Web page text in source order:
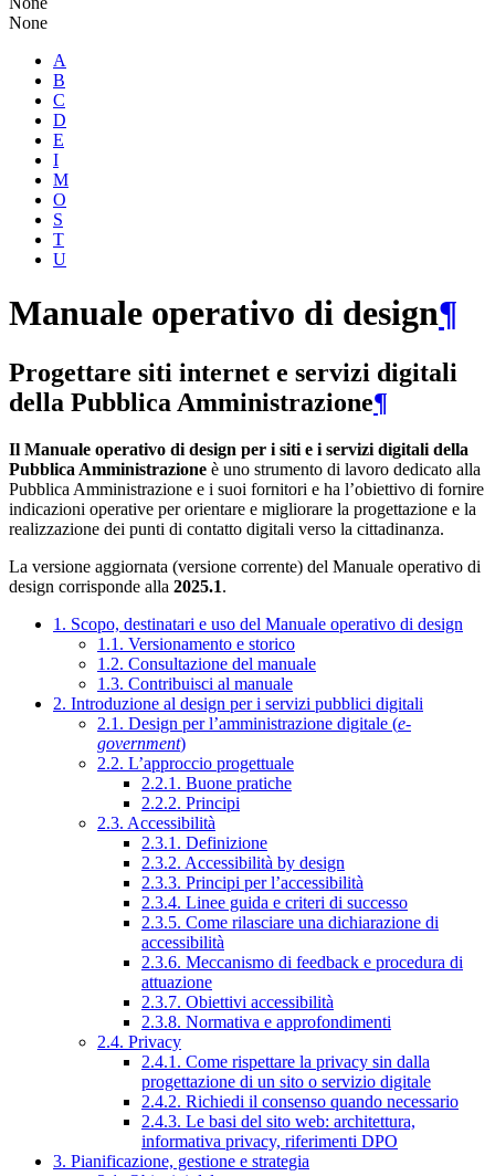
None
A
B
C
D
E
I
M
O
S
T
U
Manuale operativo di design¶
Progettare siti internet e servizi digitali
della Pubblica Amministrazione¶
Il Manuale operativo di design per i siti e i servizi digitali della
Pubblica Amministrazione è uno strumento di lavoro dedicato alla
Pubblica Amministrazione e i suoi fornitori e ha l’obiettivo di fornire
indicazioni operative per orientare e migliorare la progettazione e la
realizzazione dei punti di contatto digitali verso la cittadinanza.
La versione aggiornata (versione corrente) del Manuale operativo di
design corrisponde alla 2025.1.
1. Scopo, destinatari e uso del Manuale operativo di design
1.1. Versionamento e storico
1.2. Consultazione del manuale
1.3. Contribuisci al manuale
2. Introduzione al design per i servizi pubblici digitali
2.1. Design per l’amministrazione digitale (e-
government)
2.2. L’approccio progettuale
2.2.1. Buone pratiche
2.2.2. Principi
2.3. Accessibilità
2.3.1. Definizione
2.3.2. Accessibilità by design
2.3.3. Principi per l’accessibilità
2.3.4. Linee guida e criteri di successo
2.3.5. Come rilasciare una dichiarazione di
accessibilità
2.3.6. Meccanismo di feedback e procedura di
attuazione
2.3.7. Obiettivi accessibilità
2.3.8. Normativa e approfondimenti
2.4. Privacy
2.4.1. Come rispettare la privacy sin dalla
progettazione di un sito o servizio digitale
2.4.2. Richiedi il consenso quando necessario
2.4.3. Le basi del sito web: architettura,
informativa privacy, riferimenti DPO
3. Pianificazione, gestione e strategia